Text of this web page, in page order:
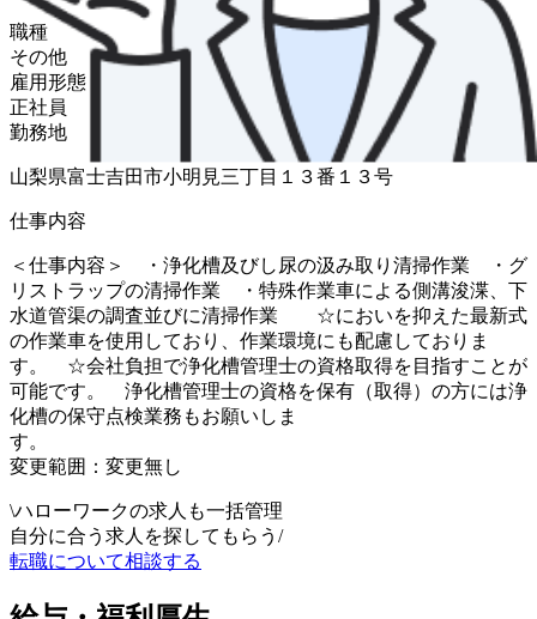
職種
その他
雇用形態
正社員
勤務地
山梨県富士吉田市小明見三丁目１３番１３号
仕事内容
＜仕事内容＞ ・浄化槽及びし尿の汲み取り清掃作業 ・グ
リストラップの清掃作業 ・特殊作業車による側溝浚渫、下
水道管渠の調査並びに清掃作業 ☆においを抑えた最新式
の作業車を使用しており、作業環境にも配慮しておりま
す。 ☆会社負担で浄化槽管理士の資格取得を目指すことが
可能です。 浄化槽管理士の資格を保有（取得）の方には浄
化槽の保守点検業務もお願いしま
す
変更範囲：変更無し
\ハローワークの求人も一括管理
自分に合う求人を探してもらう /
転職について相談する